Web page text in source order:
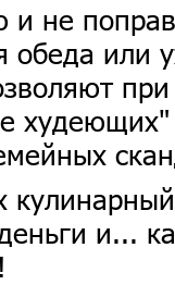
не
обеда
и...